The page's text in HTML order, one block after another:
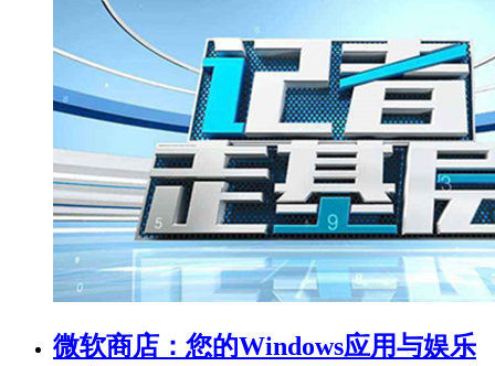
微软商店：您的Windows应用与娱乐